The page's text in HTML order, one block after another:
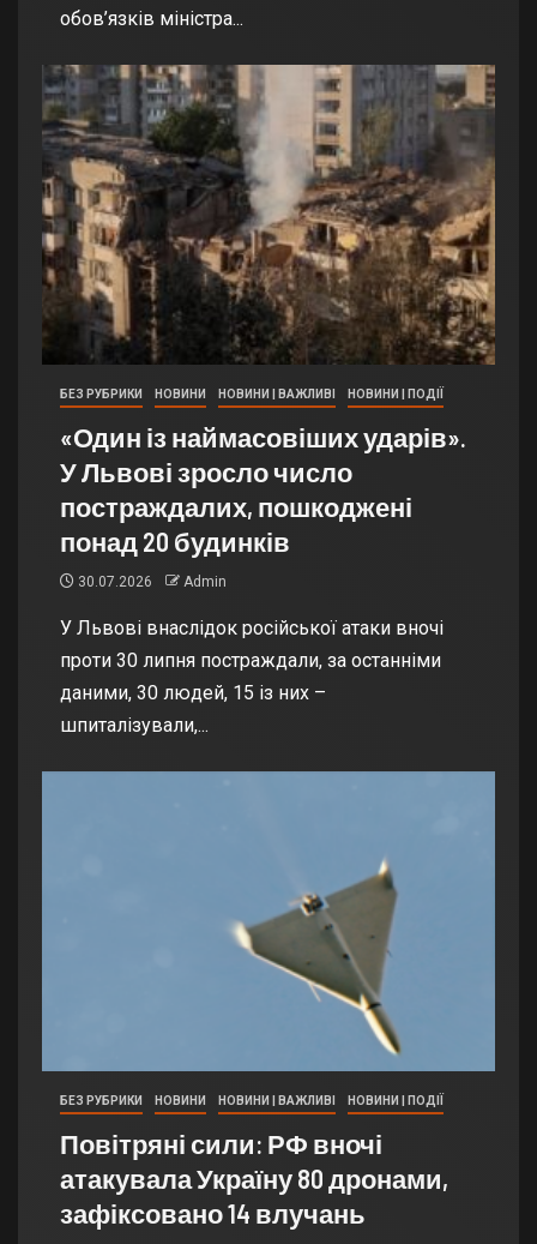
обов’язків міністра...
БЕЗ РУБРИКИ НОВИНИ НОВИНИ | ВАЖЛИВІ НОВИНИ | ПОДІЇ
«Один із наймасовіших ударів».
У Львові зросло число
постраждалих, пошкоджені
понад 20 будинків
30.07.2026 Admin
У Львові внаслідок російської атаки вночі
проти 30 липня постраждали, за останніми
даними, 30 людей, 15 із них –
шпиталізували,...
БЕЗ РУБРИКИ НОВИНИ НОВИНИ | ВАЖЛИВІ НОВИНИ | ПОДІЇ
Повітряні сили: РФ вночі
атакувала Україну 80 дронами,
зафіксовано 14 влучань